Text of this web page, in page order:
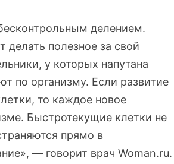
делением.
делать полезное за свой
у которых напутана
по организму. Если развитие
то каждое новое
Быстротекущие клетки не
прямо в
— говорит врач Woman.ru.